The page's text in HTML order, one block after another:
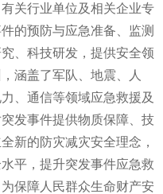
关行业单位及相关企业专
的预防与应急准备、监测
、科技研发，提供安全领
涵盖了军队、地震、人
、通信等领域应急救援及
发事件提供物质保障、技
新的防灾减灾安全理念，
平，提升突发事件应急救
保障人民群众生命财产安